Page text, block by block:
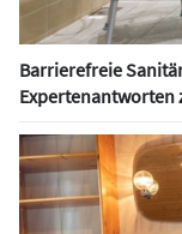
Barrierefreie
Expertenantworten